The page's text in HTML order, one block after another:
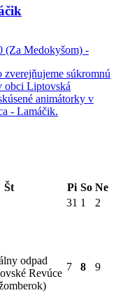
(Za Medokyšom) -
súkromnú
Liptovská
animátorky v
- Lamáčik.
Št Pi So Ne
31 1 2
odpad
Revúce
7 8 9